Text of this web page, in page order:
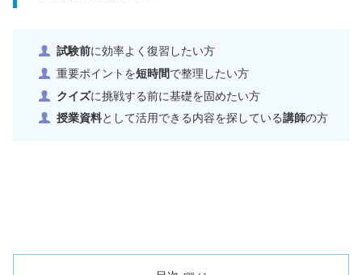
試験前に効率よく復習したい方
重要ポイントを短時間で整理したい方
クイズに挑戦する前に基礎を固めたい方
授業資料として活用できる内容を探している講師の方